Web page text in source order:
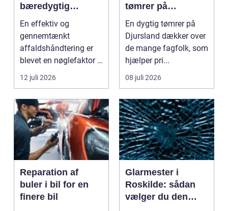
bæredygtig
hverdag
En effektiv og
gennemtænkt
affaldshåndtering er
blevet en nøglefaktor i
den grønne omstilling.
Vi st...
12 juli 2026
tømrer på
Djursland
En dygtig tømrer på
Djursland dækker over
de mange fagfolk, som
hjælper pri...
08 juli 2026
Reparation af
buler i bil for en
finere bil
Glarmester i
Roskilde: sådan
vælger du den